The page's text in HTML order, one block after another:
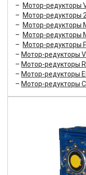
Мотор-редукторы
Мотор-редукторы
Мотор-редукторы
Мотор-редукторы
Мотор-редукторы
Мотор-редукторы
Мотор-редукторы
Мотор-редукторы
Мотор-редукторы